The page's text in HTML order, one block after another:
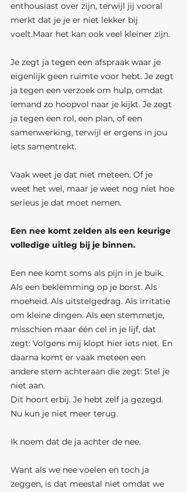
enthousiast over zijn, terwijl jij vooral
merkt dat je je er niet lekker bij
voelt.Maar het kan ook veel kleiner zijn.
Je zegt ja tegen een afspraak waar je
eigenlijk geen ruimte voor hebt. Je zegt
ja tegen een verzoek om hulp, omdat
iemand zo hoopvol naar je kijkt. Je zegt
ja tegen een rol, een plan, of een
samenwerking, terwijl er ergens in jou
iets samentrekt.
Vaak weet je dat niet meteen. Of je
weet het wel, maar je weet nog niet hoe
serieus je dat moet nemen.
Een nee komt zelden als een keurige
volledige uitleg bij je binnen.
Een nee komt soms als pijn in je buik.
Als een beklemming op je borst. Als
moeheid. Als uitstelgedrag. Als irritatie
om kleine dingen. Als een stemmetje,
misschien maar één cel in je lijf, dat
zegt: Volgens mij klopt hier iets niet. En
daarna komt er vaak meteen een
andere stem achteraan die zegt: Stel je
niet aan.
Dit hoort erbij. Je hebt zelf ja gezegd.
Nu kun je niet meer terug.
Ik noem dat de ja achter de nee.
Want als we nee voelen en toch ja
zeggen, is dat meestal niet omdat we